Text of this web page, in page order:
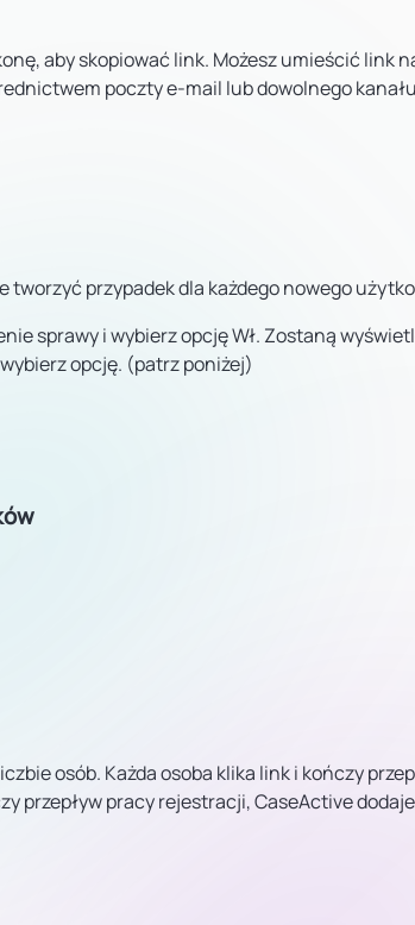
aby skopiować link. Możesz umieścić link
poczty e-mail lub dowolnego
przypadek dla każdego nowego
sprawy i wybierz opcję Wł. Zostaną
opcję. (patrz poniżej)
osób. Każda osoba klika link i kończy
przepływ pracy rejestracji, CaseActive